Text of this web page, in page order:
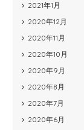
2021年1月
2020年12月
2020年11月
2020年10月
2020年9月
2020年8月
2020年7月
2020年6月